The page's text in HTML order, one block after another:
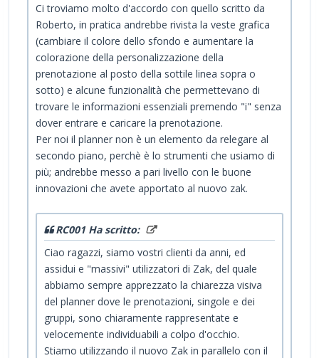
Ci troviamo molto d'accordo con quello scritto da
Roberto, in pratica andrebbe rivista la veste grafica
(cambiare il colore dello sfondo e aumentare la
colorazione della personalizzazione della
prenotazione al posto della sottile linea sopra o
sotto) e alcune funzionalità che permettevano di
trovare le informazioni essenziali premendo "i" senza
dover entrare e caricare la prenotazione.
Per noi il planner non è un elemento da relegare al
secondo piano, perchè è lo strumenti che usiamo di
più; andrebbe messo a pari livello con le buone
innovazioni che avete apportato al nuovo zak.
RC001 Ha scritto:
Ciao ragazzi, siamo vostri clienti da anni, ed
assidui e "massivi" utilizzatori di Zak, del quale
abbiamo sempre apprezzato la chiarezza visiva
del planner dove le prenotazioni, singole e dei
gruppi, sono chiaramente rappresentate e
velocemente individuabili a colpo d'occhio.
Stiamo utilizzando il nuovo Zak in parallelo con il